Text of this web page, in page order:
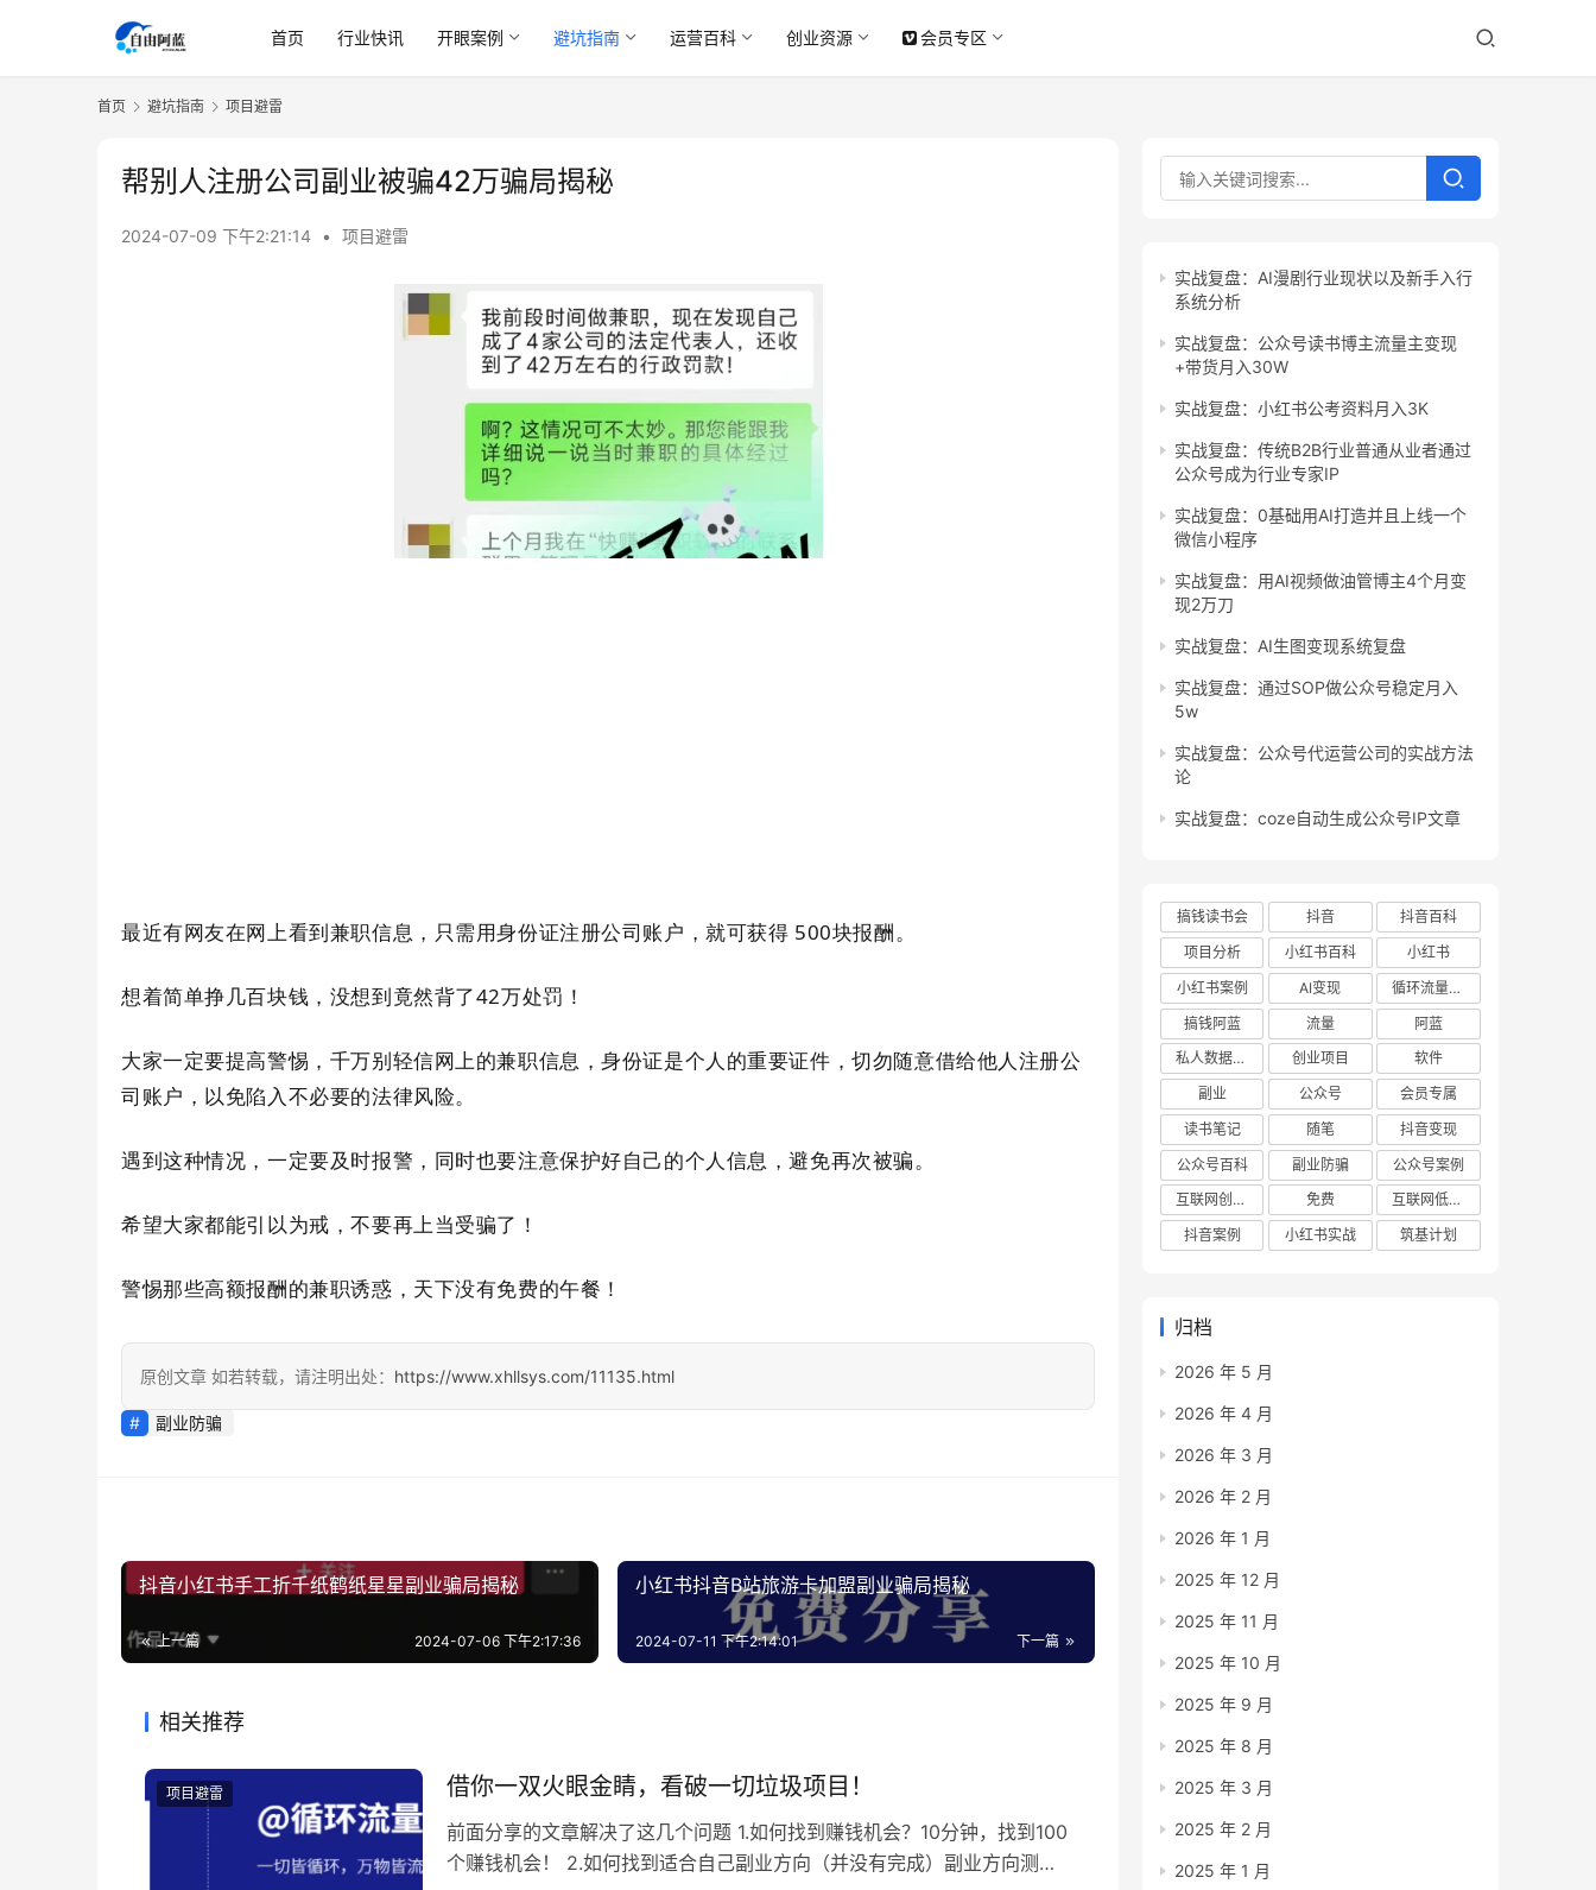
首页 行业快讯 开眼案例 避坑指南 运营百科 创业资源 会员专区
首页 避坑指南 项目避雷
帮别人注册公司副业被骗42万骗局揭秘
2024-07-09 下午2:21:14 • 项目避雷
最近有网友在网上看到兼职信息，只需用身份证注册公司账户，就可获得 500块报酬。
想着简单挣几百块钱，没想到竟然背了42万处罚！
大家一定要提高警惕，千万别轻信网上的兼职信息，身份证是个人的重要证件，切勿随意借给他人注册公
司账户，以免陷入不必要的法律风险。
遇到这种情况，一定要及时报警， 同时也要注意保护好自己的个人信息，避免再次被骗。
希望大家都能引以为戒，不要再上当受骗了！
警惕那些高额报酬的兼职诱惑，天下没有免费的午餐！
原创文章 如若转载，请注明出处： https://www.xhllsys.com/11135.html
副业防骗
抖音小红书手工折千纸鹤纸星星副业骗局揭秘
上一篇 2024-07-06 下午2:17:36
小红书抖音B站旅游卡加盟副业骗局揭秘
下一篇
2024-07-11 下午2:14:01
相关推荐
项目避雷 借你一双火眼金睛，看破一切垃圾项目！
前面分享的文章解决了这几个问题 1.如何找到赚钱机会？10分钟，找到100
个赚钱机会！ 2.如何找到适合自己副业方向（并没有完成）副业方向测
实战复盘：AI漫剧行业现状以及新手入行
系统分析
实战复盘：公众号读书博主流量主变现
+带货月入30W
实战复盘：小红书公考资料月入3K
实战复盘：传统B2B行业普通从业者通过
公众号成为行业专家IP
实战复盘：0基础用AI打造并且上线一个
微信小程序
实战复盘：用AI视频做油管博主4个月变
现2万刀
实战复盘：AI生图变现系统复盘
实战复盘：通过SOP做公众号稳定月入
5w
实战复盘：公众号代运营公司的实战方法
论
实战复盘：coze自动生成公众号IP文章
搞钱读书会 抖音
抖音百科
项目分析
小红书百科
小红书
小红书案例
AI变现
循环流量实验室
搞钱阿蓝
流量
阿蓝
私人数据库项目
创业项目
软件
副业
公众号
会员专属
读书笔记
随笔
抖音变现
公众号百科
副业防骗
公众号案例
互联网创业项目
免费
互联网低成本创业项目
抖音案例
小红书实战 筑基计划
归档
2026 年 5 月
2026 年 4 月
2026 年 3 月
2026 年 2 月
2026 年 1 月
2025 年 12 月
2025 年 11 月
2025 年 10 月
2025 年 9 月
2025 年 8 月
2025 年 3 月
2025 年 2 月
2025 年 1 月